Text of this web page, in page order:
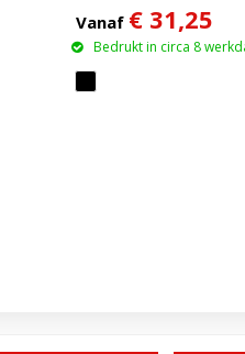
met oplichtend
Vanaf € 31,25
Bedrukt in circa 8